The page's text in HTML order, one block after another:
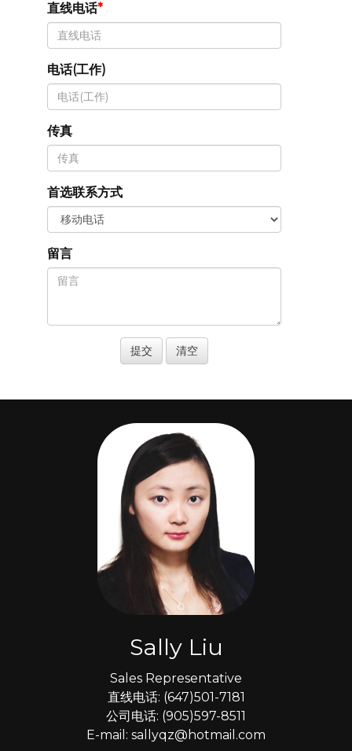
直线电话
电话(工作)
传真
首选联系方式
留言
Sally Liu
Sales Representative
直线电话: (647)501-7181
公司电话: (905)597-8511
E-mail: sallyqz@hotmail.com